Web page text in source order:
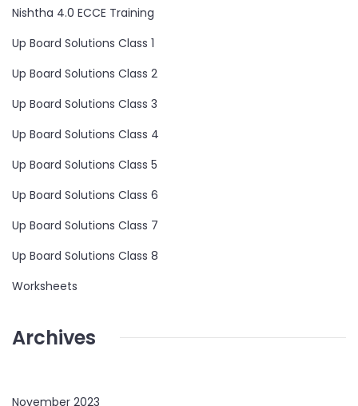
Nishtha 4.0 ECCE Training
Up Board Solutions Class 1
Up Board Solutions Class 2
Up Board Solutions Class 3
Up Board Solutions Class 4
Up Board Solutions Class 5
Up Board Solutions Class 6
Up Board Solutions Class 7
Up Board Solutions Class 8
Worksheets
Archives
November 2023